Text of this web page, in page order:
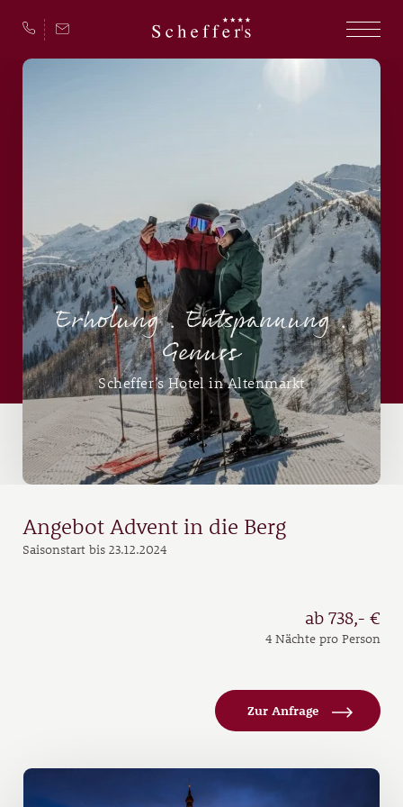
Erholung . Entspannung .
Genuss
Scheffer’s Hotel in Altenmarkt
Angebot Advent in die Berg
Saisonstart bis 23.12.2024
ab 738,- €
4 Nächte pro Person
Zur Anfrage